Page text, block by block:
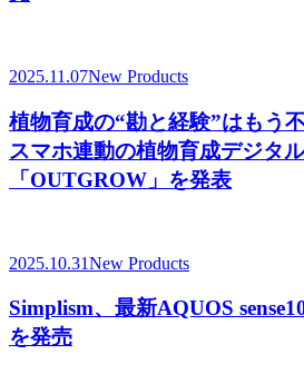
2025.11.07New Products
植物育成の“勘と経験”はもう
スマホ連動の植物育成デジタ
「OUTGROW」を発表
2025.10.31New Products
Simplism、最新AQUOS
を発売